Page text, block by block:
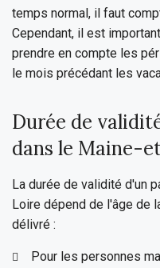
temps normal, il faut
Cependant, il est
prendre en compte les
le mois précédant les
Durée de
dans le Maine-
La durée de validité d'un
Loire dépend de l'âge de
délivré :
Pour les personnes